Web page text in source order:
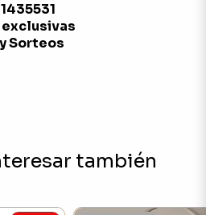
exclusivas
Sorteos
también